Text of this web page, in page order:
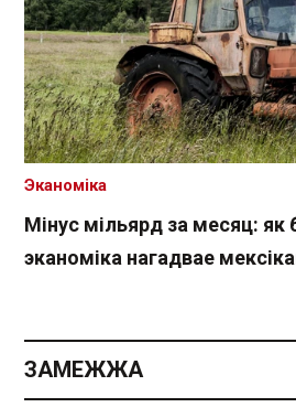
Мінус мільярд за месяц: як
эканоміка нагадвае
Эканоміка
ЗАМЕЖЖА